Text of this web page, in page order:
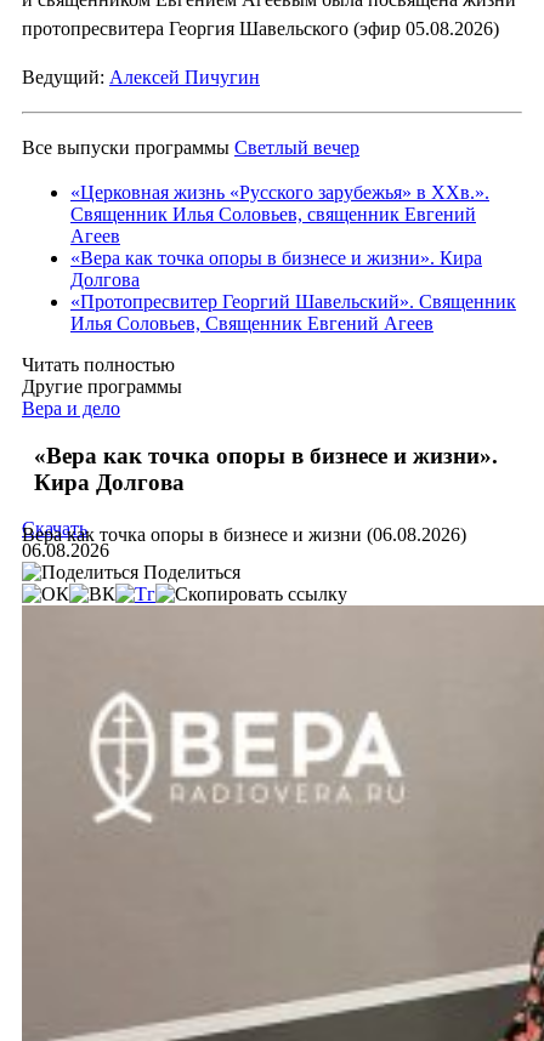
протопресвитера Георгия Шавельского (эфир 05.08.2026)
Ведущий: Алексей Пичугин
Все выпуски программы Светлый вечер
«Церковная жизнь «Русского зарубежья» в ХХв.».
Священник Илья Соловьев, священник Евгений
Агеев
«Вера как точка опоры в бизнесе и жизни». Кира
Долгова
«Протопресвитер Георгий Шавельский». Священник
Илья Соловьев, Священник Евгений Агеев
Читать полностью
Другие программы
Вера и дело
«Вера как точка опоры в бизнесе и жизни».
Кира Долгова
Вера как точка опоры в бизнесе и жизни (06.08.2026)
Скачать
06.08.2026
Поделиться